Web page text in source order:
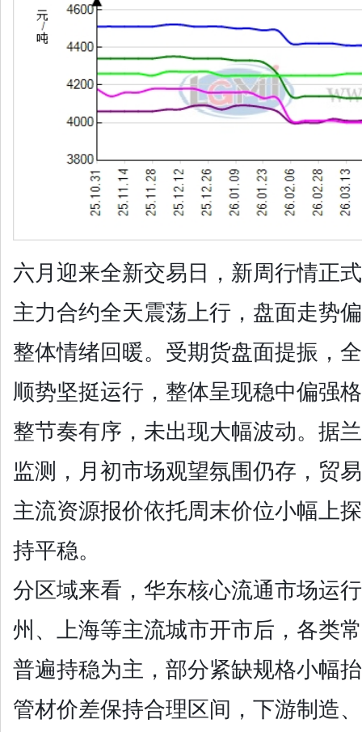
六月迎来全新交易日，新周行情正
主力合约全天震荡上行，盘面走势
整体情绪回暖。受期货盘面提振，
顺势坚挺运行，整体呈现稳中偏强格
整节奏有序，未出现大幅波动。据
监测，月初市场观望氛围仍存，贸
主流资源报价依托周末价位小幅上
持平稳。
分区域来看，华东核心流通市场运
州、上海等主流城市开市后，各类
普遍持稳为主，部分紧缺规格小幅
管材价差保持合理区间，下游制造